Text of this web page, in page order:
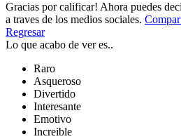
Gracias por calificar! Ahora puedes
a traves de los medios sociales.
Regresar
Lo que acabo de ver es..
Raro
Asqueroso
Divertido
Interesante
Emotivo
Increible